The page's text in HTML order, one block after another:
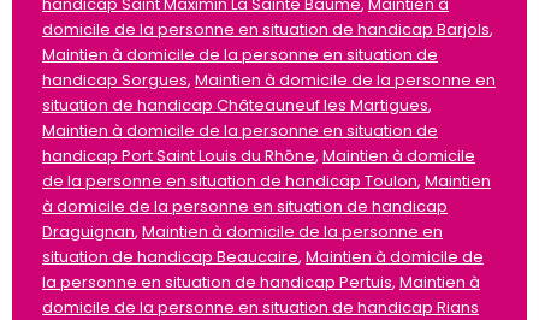
domicile de la personne en situation de handicap Barjols,
Maintien à domicile de la personne en situation de
handicap Sorgues, Maintien à domicile de la personne en
situation de handicap Châteauneuf les Martigues,
Maintien à domicile de la personne en situation de
handicap Port Saint Louis du Rhône, Maintien à domicile
de la personne en situation de handicap Toulon, Maintien
à domicile de la personne en situation de handicap
Draguignan, Maintien à domicile de la personne en
situation de handicap Beaucaire, Maintien à domicile de
la personne en situation de handicap Pertuis, Maintien à
domicile de la personne en situation de handicap Rians